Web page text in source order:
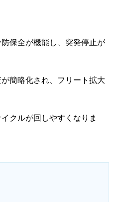
保全が機能し、突発停止が
簡略化され、フリート拡大
クルが回しやすくなりま